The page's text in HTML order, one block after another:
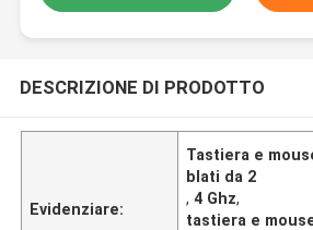
DESCRIZIONE DI PRODOTTO
Evidenziare:
Tastiera e
blati da 2
,4 Ghz,
tastiera e